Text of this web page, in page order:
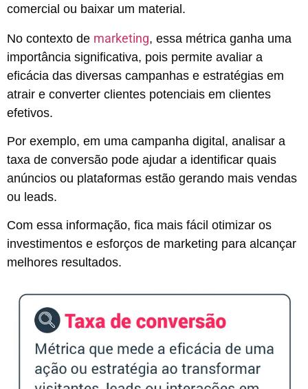
comercial ou baixar um material.
No contexto de marketing, essa métrica ganha uma
importância significativa, pois permite avaliar a
eficácia das diversas campanhas e estratégias em
atrair e converter clientes potenciais em clientes
efetivos.
Por exemplo, em uma campanha digital, analisar a
taxa de conversão pode ajudar a identificar quais
anúncios ou plataformas estão gerando mais vendas
ou leads.
Com essa informação, fica mais fácil otimizar os
investimentos e esforços de marketing para alcançar
melhores resultados.